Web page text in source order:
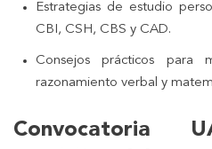
Estrategias de estudio
CBI, CSH, CBS y CAD.
Consejos prácticos para
razonamiento verbal y
Convocatoria